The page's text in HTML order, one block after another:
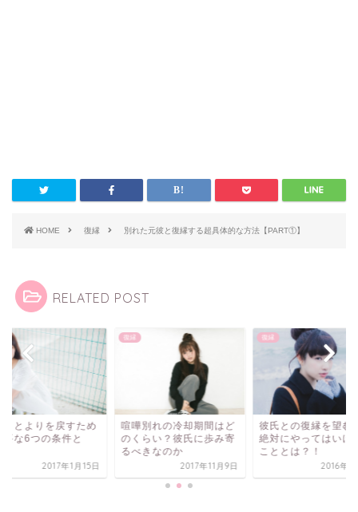
HOME 復縁 別れた元彼と復縁する超具体的な方法【PART①】
RELATED POST
ノとよりを戻すため
要な6つの条件と
2017年1月15日
復縁
喧嘩別れの冷却期間はど
のくらい？彼氏に歩み寄
るべきなのか
2017年11月9日
復縁
彼氏との復縁を望む
絶対にやってはいけ
こととは？！
2016年2